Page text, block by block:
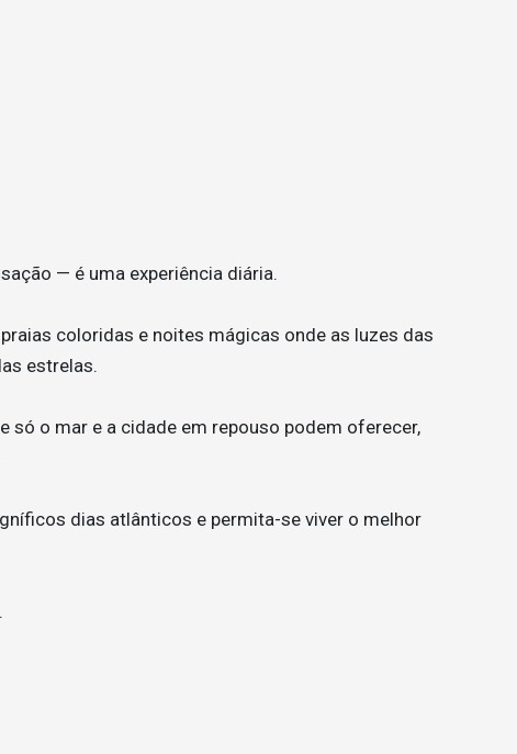
— é uma experiência diária.
coloridas e noites mágicas onde as luzes das
estrelas.
só o mar e a cidade em repouso podem oferecer,
dias atlânticos e permita-se viver o melhor